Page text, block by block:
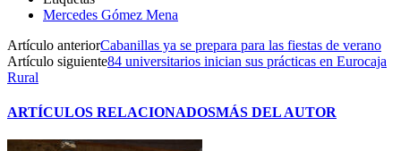
Mercedes Gómez Mena
Artículo anteriorCabanillas ya se prepara para las fiestas de verano
Artículo siguiente84 universitarios inician sus prácticas en Eurocaja
Rural
ARTÍCULOS RELACIONADOSMÁS DEL AUTOR